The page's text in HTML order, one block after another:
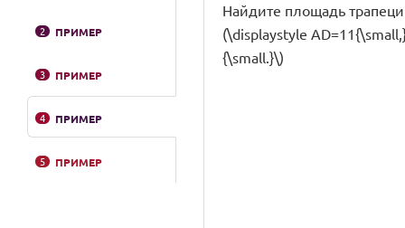
2 ПРИМЕР
3 ПРИМЕР
4 ПРИМЕР
5 ПРИМЕР
Найдите площадь
(\displaystyle
{\small.}\)